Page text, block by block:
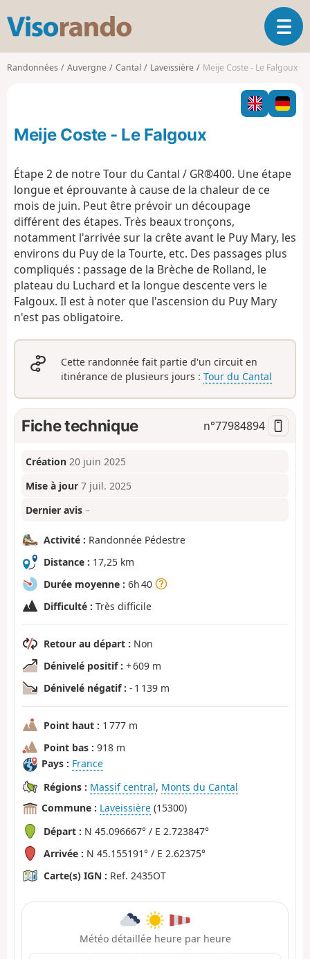
s
o
o
O
u
i
r
l
v
t
i
Randonnées Auvergne Cantal Laveissière Meije Coste - Le Falgoux
Meije Coste - Le Falgoux
Étape 2 de notre Tour du Cantal / GR®400. Une étape
longue et éprouvante à cause de la chaleur de ce
mois de juin. Peut être prévoir un découpage
différent des étapes. Très beaux tronçons,
notamment l'arrivée sur la crête avant le Puy Mary, les
environs du Puy de la Tourte, etc. Des passages plus
compliqués : passage de la Brèche de Rolland, le
plateau du Luchard et la longue descente vers le
Falgoux. Il est à noter que l'ascension du Puy Mary
n'est pas obligatoire.
Cette randonnée fait partie d'un circuit en
itinérance de plusieurs jours :Tour du Cantal
Fiche technique n°77984894
Création 20 juin 2025
Mise à jour 7 juil. 2025
Dernier avis –
Activité : Randonnée Pédestre
Distance : 17,25 km
Durée moyenne : 6h 40
Difficulté : Très difficile
Retour au départ : Non
Dénivelé positif : + 609 m
Dénivelé négatif : - 1 139 m
Point haut : 1 777 m
Point bas : 918 m
Pays : France
Régions : Massif central, Monts du Cantal
Commune : Laveissière (15300)
Départ : N 45.096667° / E 2.723847°
Arrivée : N 45.155191° / E 2.62375°
Carte(s) IGN : Ref. 2435OT
Météo détaillée heure par heure